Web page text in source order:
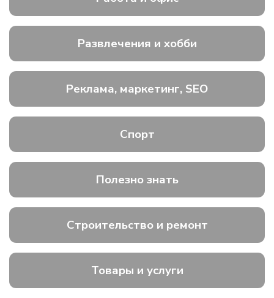
Развлечения и хобби
Реклама, маркетинг, SEO
Спорт
Полезно знать
Строительство и ремонт
Товары и услуги